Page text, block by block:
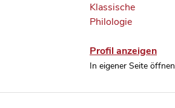
Klassische
Philologie
Profil anzeigen
In eigener Seite öffnen